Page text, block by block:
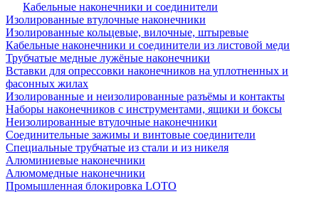
Кабельные наконечники и соединители
Изолированные втулочные наконечники
Изолированные кольцевые, вилочные, штыревые
Кабельные наконечники и соединители из листовой меди
Трубчатые медные лужёные наконечники
Вставки для опрессовки наконечников на уплотненных и
фасонных жилах
Изолированные и неизолированные разъёмы и контакты
Наборы наконечников с инструментами, ящики и боксы
Неизолированные втулочные наконечники
Соединительные зажимы и винтовые соединители
Специальные трубчатые из стали и из никеля
Алюминиевые наконечники
Алюмомедные наконечники
Промышленная блокировка LOTO